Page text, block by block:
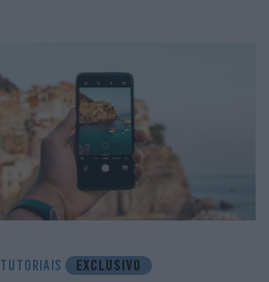
TUTORIAIS EXCLUSIVO